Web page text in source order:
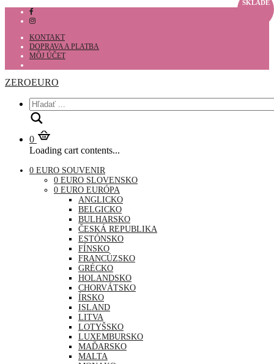
KONTAKT
DOPRAVA A PLATBA
MÔJ ÚČET
ZEROEURO
0
Loading cart contents...
0 EURO SOUVENIR
0 EURO SLOVENSKO
0 EURO EURÓPA
ANGLICKO
BELGICKO
BULHARSKO
ČESKÁ REPUBLIKA
ESTÓNSKO
FÍNSKO
FRANCÚZSKO
GRÉCKO
HOLANDSKO
CHORVÁTSKO
ÍRSKO
ISLAND
LITVA
LOTYŠSKO
LUXEMBURSKO
MAĎARSKO
MALTA
SKLADE